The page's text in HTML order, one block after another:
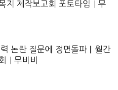
지 제작보고회 포토타임｜무
논란 질문에 정면돌파｜월간
｜무비비